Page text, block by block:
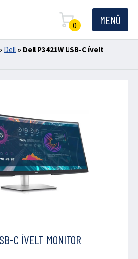
0 MENÜ
Dell » Dell P3421W USB-C ívelt
C ÍVELT MONITOR